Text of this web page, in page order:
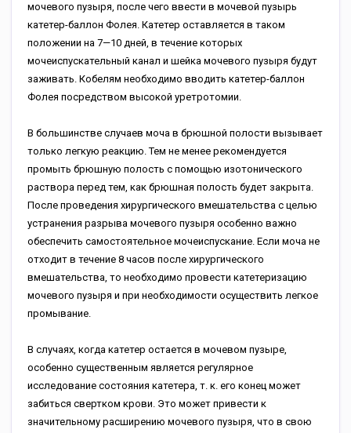
мочевого пузыря, после чего ввести в мочевой пузырь
катетер-баллон Фолея. Катетер оставляется в таком
положении на 7—10 дней, в течение которых
мочеиспускательный канал и шейка мочевого пузыря будут
заживать. Кобелям необходимо вводить катетер-баллон
Фолея посредством высокой уретротомии.
В большинстве случаев моча в брюшной полости вызывает
только легкую реакцию. Тем не менее рекомендуется
промыть брюшную полость с помощью изотонического
раствора перед тем, как брюшная полость будет закрыта.
После проведения хирургического вмешательства с целью
устранения разрыва мочевого пузыря особенно важно
обеспечить самостоятельное мочеиспускание. Если моча не
отходит в течение 8 часов после хирургического
вмешательства, то необходимо провести катетеризацию
мочевого пузыря и при необходимости осуществить легкое
промывание.
В случаях, когда катетер остается в мочевом пузыре,
особенно существенным является регулярное
исследование состояния катетера, т. к. его конец может
забиться свертком крови. Это может привести к
значительному расширению мочевого пузыря, что в свою